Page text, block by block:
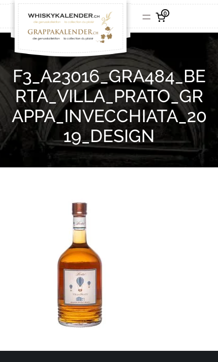
0
F3_A23016_GRA484_BE
RTA_VILLA_PRATO_GR
APPA_INVECCHIATA_20
19_DESIGN